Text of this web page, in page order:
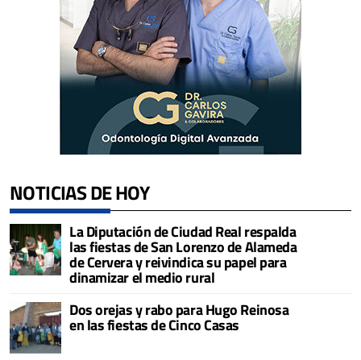
NOTICIAS DE HOY
La Diputación de Ciudad Real respalda
las fiestas de San Lorenzo de Alameda
de Cervera y reivindica su papel para
dinamizar el medio rural
Dos orejas y rabo para Hugo Reinosa
en las fiestas de Cinco Casas